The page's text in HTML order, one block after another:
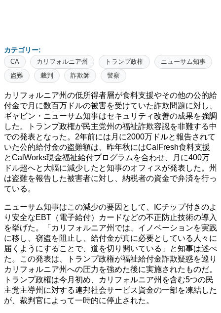
カテゴリー:
CA カリフォルニア州 トランプ政権
ニューサム知事
盗難
裁判 詐欺師 警察
カリフォルニア州の低所得者層が食料支援やその他の公的給
付金で月に数百万ドルの被害を受けていた詐欺問題に対し、
ギャビン・ニューサム知事はセキュリティ改善の成果を強調
した。トランプ政権が民主党州の福祉詐欺容認を非難する中
での発表となった。2年前には月に2000万ドルと報告されて
いた公的給付金の盗難額は、昨年秋にはCalFresh食料支援
とCalWorks現金福祉給付プログラムを合わせ、月に400万
ドル超へと大幅に減少したと知事のオフィスが発表した。州
は盗難を報告した被害者に対し、納税者の資金で弁済を行っ
ている。
ニューサム知事はこの減少の要因として、ICチップ付きのよ
り安全なEBT（電子給付）カードなどの不正防止技術の導入
を挙げた。「カリフォルニア州では、イノベーションを実践
に移し、窃盗を阻止し、給付金が真に必要としている人々に
届くようにすることで、道を切り開いている」と知事は述べ
た。この発表は、トランプ政権が福祉給付金詐欺疑惑を巡り
カリフォルニア州への圧力を強めた後に実施されたものだ。
トランプ政権は今月初め、カリフォルニア州を含む5つの民
主党主導州に対する連邦社会サービス資金の一部を凍結した
が、裁判官によって一時的に停止された。